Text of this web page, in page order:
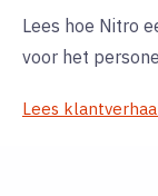
Lees hoe Nitro
voor het
Lees